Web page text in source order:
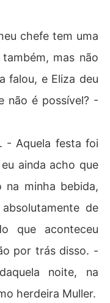
chefe tem uma
mas não
falou, e Eliza deu
não é possível? -
- Aquela festa foi
ainda acho que
minha bebida,
de
que aconteceu
por trás disso. -
noite, na
herdeira Muller.